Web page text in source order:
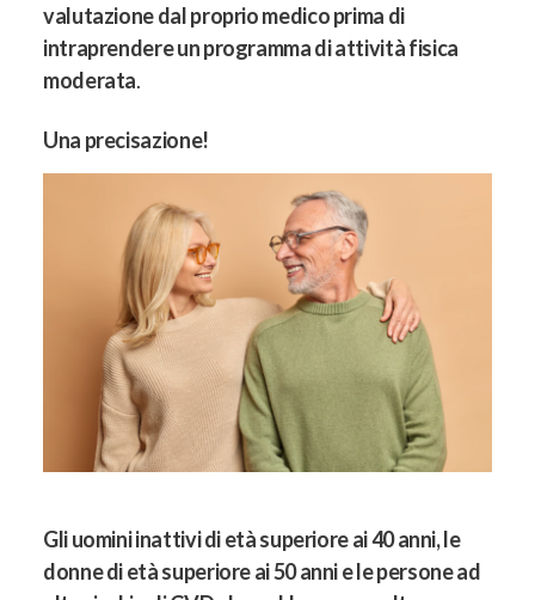
valutazione dal proprio medico prima di
intraprendere un programma di attività fisica
moderata.
Una precisazione!
Gli uomini inattivi di età superiore ai 40 anni, le
donne di età superiore ai 50 anni e le persone ad